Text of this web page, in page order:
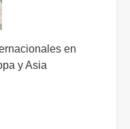
en
y Asia